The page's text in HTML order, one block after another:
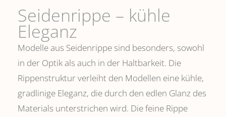
Seidenrippe­ – kühle
Eleganz
Modelle aus Seidenrippe sind besonders, sowohl
in der Optik als auch in der Haltbarkeit. Die
Rippenstruktur verleiht den Modellen eine kühle,
gradlinige Eleganz, die durch den edlen Glanz des
Materials unterstrichen wird. Die feine Rippe